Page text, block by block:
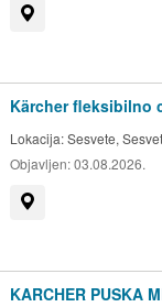
Kärcher fleksibilno
Lokacija:Sesvete,
Objavljen:03.08.2026.
KARCHER PUSKA